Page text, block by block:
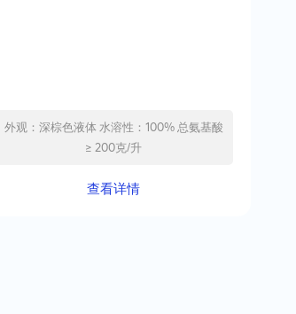
外观：深棕色液体 水溶性：100% 总氨基酸
≥ 200克/升
查看详情